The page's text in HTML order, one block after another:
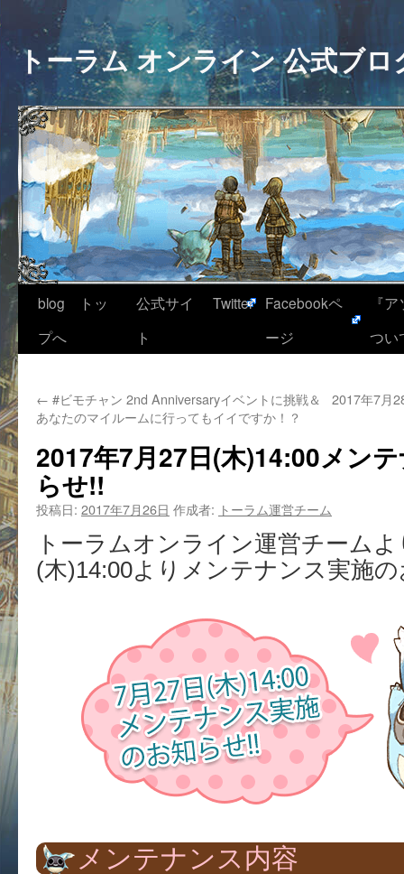
トーラム オンライン 公式ブロ
blog トッ
プへ
公式サイ
ト
Twitter
Facebookペ
ージ
『
つい
← #ビモチャン 2nd Anniversaryイベントに挑戦＆
あなたのマイルームに行ってもイイですか！？
2017年7月
2017年7月27日(木)14:00メン
らせ!!
投稿日: 2017年7月26日 作成者: トーラム運営チーム
トーラムオンライン運営チーム
(木)14:00よりメンテナンス実施
メンテナンス内容